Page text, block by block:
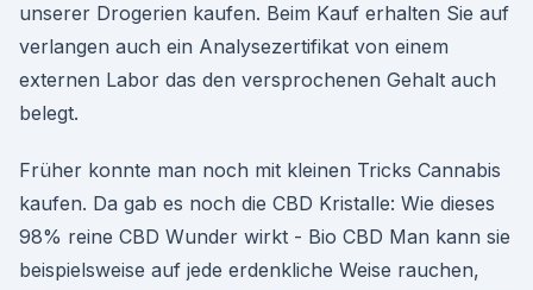
unserer Drogerien kaufen. Beim Kauf erhalten Sie auf
verlangen auch ein Analysezertifikat von einem
externen Labor das den versprochenen Gehalt auch
belegt.
Früher konnte man noch mit kleinen Tricks Cannabis
kaufen. Da gab es noch die CBD Kristalle: Wie dieses
98% reine CBD Wunder wirkt - Bio CBD Man kann sie
beispielsweise auf jede erdenkliche Weise rauchen,